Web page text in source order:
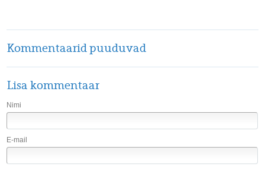
Kommentaarid puuduvad
Lisa kommentaar
Nimi
E-mail